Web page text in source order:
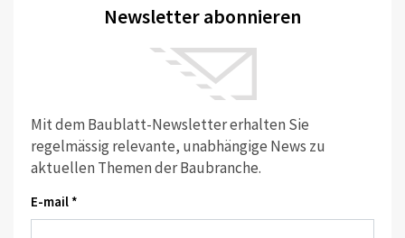
Newsletter abonnieren
Mit dem Baublatt-Newsletter erhalten Sie
regelmässig relevante, unabhängige News zu
aktuellen Themen der Baubranche.
E-mail *